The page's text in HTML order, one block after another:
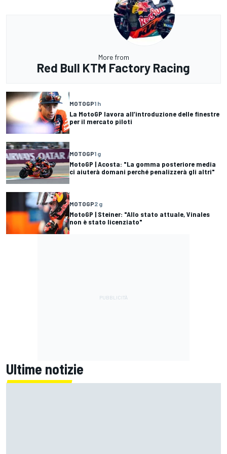
More from
Red Bull KTM Factory Racing
MOTOGP1 h
La MotoGP lavora all’introduzione delle finestre
per il mercato piloti
MOTOGP1 g
MotoGP | Acosta: "La gomma posteriore media
ci aiuterà domani perché penalizzerà gli altri"
MOTOGP2 g
MotoGP | Steiner: "Allo stato attuale, Vinales
non è stato licenziato"
Ultime notizie